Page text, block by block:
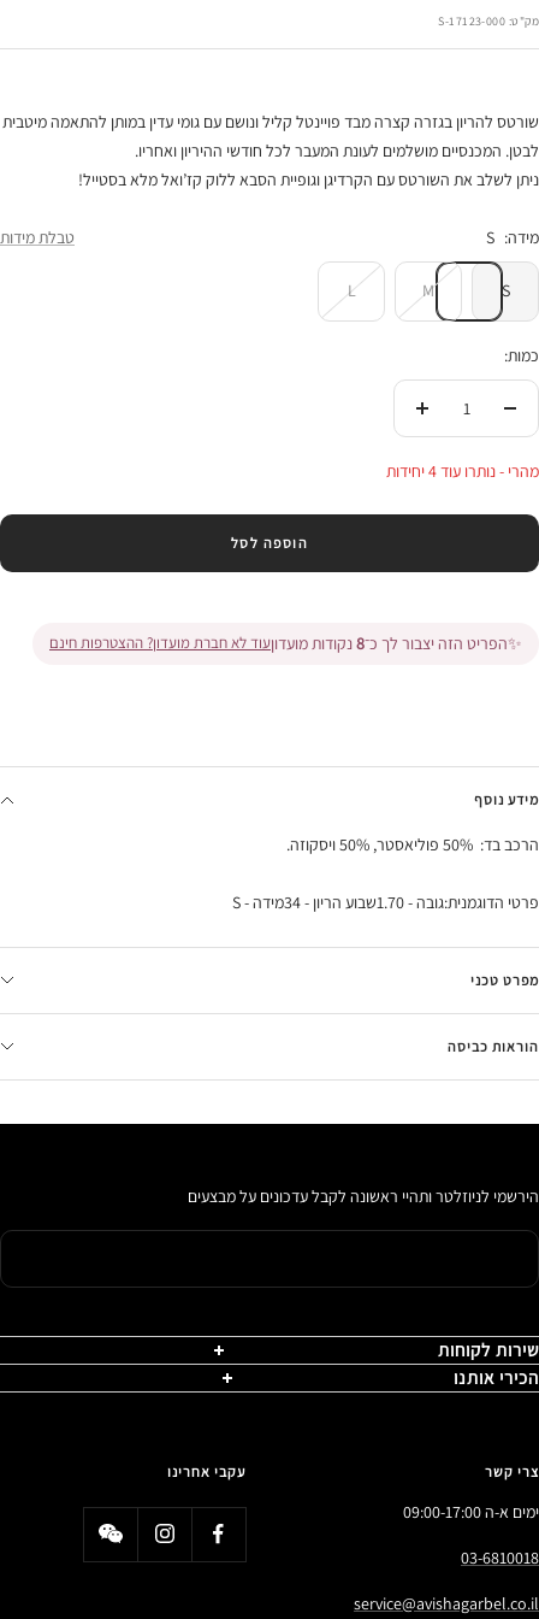
בהנחה
מק"ט: 17123-000-S
שורטס להריון בגזרה קצרה מבד פויינטל קליל ונושם עם גומי עדין במותן להתאמה מיטבית
לבטן. המכנסיים מושלמים לעונת המעבר לכל חודשי ההיריון ואחריו.
ניתן לשלב את השורטס עם הקרדיגן וגופיית הסבא ללוק קז’ואל מלא בסטייל!
מידה: S טבלת מידות
S
M
L
כמות:
העלי
מהרי - נותרו עוד 4 יחידות
הוספה לסל
✨הפריט הזה יצבור לך כ־8נקודות מועדוןעוד לא חברת מועדון? ההצטרפות חינם
מידע נוסף
הרכב בד: 50% פוליאסטר, 50% ויסקוזה.
פרטי הדוגמנית:גובה - 1.70שבוע הריון - 34מידה - S
מפרט טכני
הוראות כביסה
הירשמי לניוזלטר ותהיי ראשונה לקבל עדכונים על מבצעים
שירות לקוחות
הכירי אותנו
צרי קשר
ימים א-ה 09:00-17:00
03-6810018
service@avishagarbel.co.il
עקבי אחרינו